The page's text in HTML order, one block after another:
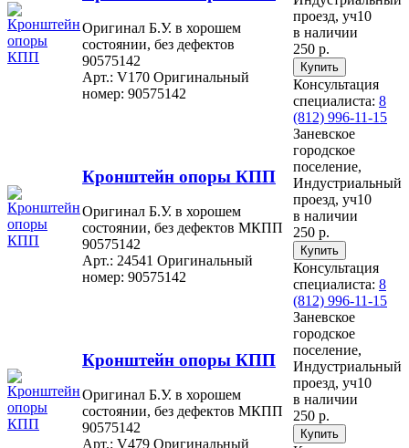
Оригинал Б.У. в хорошем
состоянии, без дефектов
90575142
Арт.: V170 Оригинальный
номер: 90575142
проезд, уч10
в наличии
250 р.
Консультация
специалиста: 8
(812) 996-11-15
Кронштейн опоры КПП
Оригинал Б.У. в хорошем
состоянии, без дефектов МКПП
90575142
Арт.: 24541 Оригинальный
номер: 90575142
Заневское
городское
поселение,
Индустриальный
проезд, уч10
в наличии
250 р.
Консультация
специалиста: 8
(812) 996-11-15
Кронштейн опоры КПП
Оригинал Б.У. в хорошем
состоянии, без дефектов МКПП
90575142
Арт.: V479 Оригинальный
Заневское
городское
поселение,
Индустриальный
проезд, уч10
в наличии
250 р.